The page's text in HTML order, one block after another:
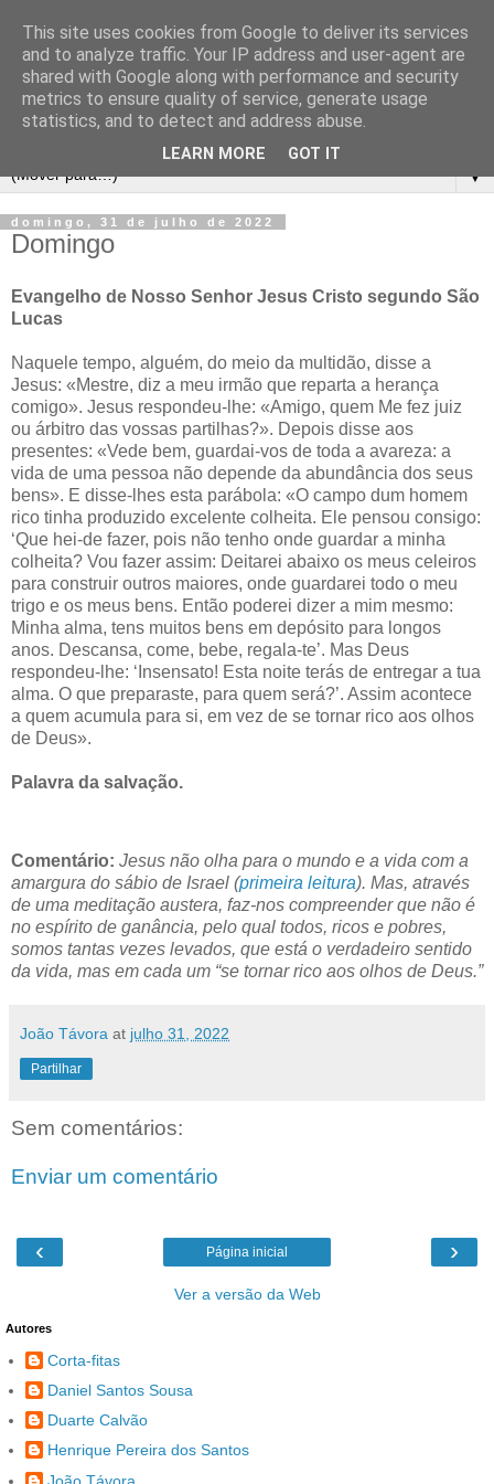
▼
domingo, 31 de julho de 2022
Domingo
Evangelho de Nosso Senhor Jesus Cristo segundo São
Lucas
Naquele tempo, alguém, do meio da multidão, disse a
Jesus: «Mestre, diz a meu irmão que reparta a herança
comigo». Jesus respondeu-lhe: «Amigo, quem Me fez juiz
ou árbitro das vossas partilhas?». Depois disse aos
presentes: «Vede bem, guardai-vos de toda a avareza: a
vida de uma pessoa não depende da abundância dos seus
bens». E disse-lhes esta parábola: «O campo dum homem
rico tinha produzido excelente colheita. Ele pensou consigo:
‘Que hei-de fazer, pois não tenho onde guardar a minha
colheita? Vou fazer assim: Deitarei abaixo os meus celeiros
para construir outros maiores, onde guardarei todo o meu
trigo e os meus bens. Então poderei dizer a mim mesmo:
Minha alma, tens muitos bens em depósito para longos
anos. Descansa, come, bebe, regala-te’. Mas Deus
respondeu-lhe: ‘Insensato! Esta noite terás de entregar a tua
alma. O que preparaste, para quem será?’. Assim acontece
a quem acumula para si, em vez de se tornar rico aos olhos
de Deus».
Palavra da salvação.
Comentário: Jesus não olha para o mundo e a vida com a
amargura do sábio de Israel (primeira leitura). Mas, através
de uma meditação austera, faz-nos compreender que não é
no espírito de ganância, pelo qual todos, ricos e pobres,
somos tantas vezes levados, que está o verdadeiro sentido
da vida, mas em cada um “se tornar rico aos olhos de Deus.”
João Távora at julho 31, 2022
Partilhar
Sem comentários:
Enviar um comentário
‹ ›
Página inicial
Ver a versão da Web
Autores
Corta-fitas
Daniel Santos Sousa
Duarte Calvão
Henrique Pereira dos Santos
João Távora
This site uses cookies from Google to deliver its services
and to analyze traffic. Your IP address and user-agent are
shared with Google along with performance and security
metrics to ensure quality of service, generate usage
statistics, and to detect and address abuse.
LEARN MORE GOT IT